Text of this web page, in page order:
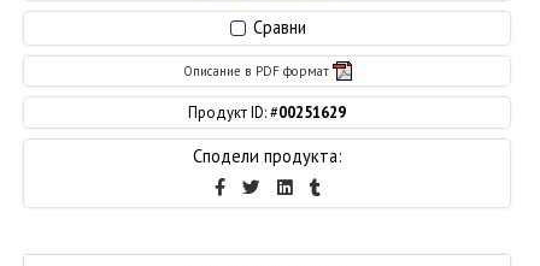
Сравни
Описание в PDF формат
Продукт ID: #00251629
Сподели продукта: